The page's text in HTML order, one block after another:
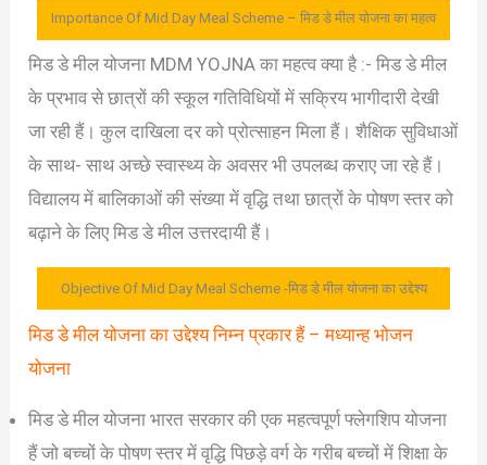
Importance Of Mid Day Meal Scheme – मिड डे मील योजना का महत्व
मिड डे मील योजना MDM YOJNA का महत्व क्या है :- मिड डे मील
के प्रभाव से छात्रों की स्कूल गतिविधियों में सक्रिय भागीदारी देखी
जा रही हैं। कुल दाखिला दर को प्रोत्साहन मिला हैं। शैक्षिक सुविधाओं
के साथ- साथ अच्छे स्वास्थ्य के अवसर भी उपलब्ध कराए जा रहे हैं।
विद्यालय में बालिकाओं की संख्या में वृद्धि तथा छात्रों के पोषण स्तर को
बढ़ाने के लिए मिड डे मील उत्तरदायी हैं।
Objective Of Mid Day Meal Scheme -मिड डे मील योजना का उद्देश्य
मिड डे मील योजना का उद्देश्य निम्न प्रकार हैं – मध्यान्ह भोजन
योजना
मिड डे मील योजना भारत सरकार की एक महत्वपूर्ण फ्लेगशिप योजना
हैं जो बच्चों के पोषण स्तर में वृद्धि पिछड़े वर्ग के गरीब बच्चों में शिक्षा के